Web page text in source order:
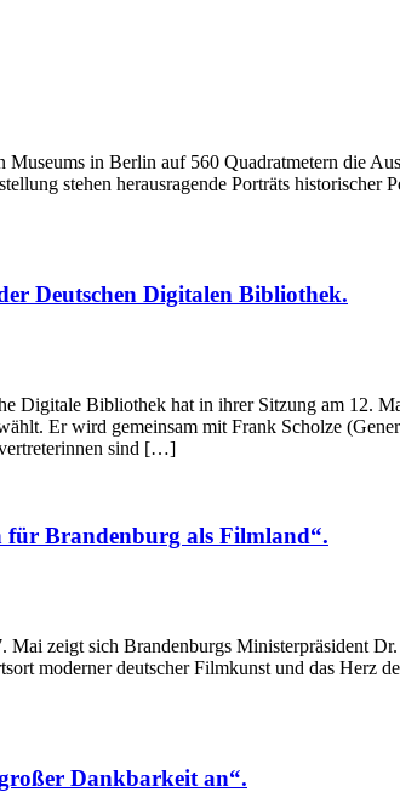
in Berlin auf 560 Quadratmetern die
stehen herausragende Porträts
Deutschen Digitalen Bibliothek.
Digitale Bibliothek hat in ihrer Sitzung am 12.
Er wird gemeinsam mit Frank Scholze
sind […]
für Brandenburg als Filmland“.
Mai zeigt sich Brandenburgs Ministerpräsident
moderner deutscher Filmkunst und das
Dankbarkeit an“.